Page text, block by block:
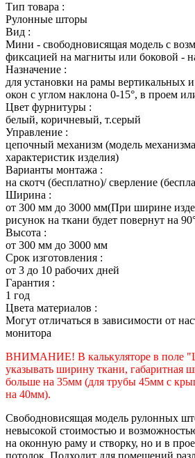
Тип товара :
Рулонные шторы
Вид :
Мини - свободновисящая модель с
фиксацией на магниты или боковой -
Назначение :
для установки на рамы вертикальных
окон с углом наклона 0-15°, в проем
Цвет фурнитуры :
белый, коричневый, т.серый
Управление :
цепочный механизм (модель
характеристик изделия)
Варианты монтажа :
на скотч (бесплатно)/ сверление
Ширина :
от 300 мм до 3000 мм(При ширине
рисунок на ткани будет повернут на
Высота :
от 300 мм до 3000 мм
Срок изготовления :
от 3 до 10 рабочих дней
Гарантия :
1 год
Цвета материалов :
Могут отличаться в зависимости от
монитора
ВНИМАНИЕ! В калькуляторе в поле
указывать ширину ткани, габаритная
больше на 35мм (для трубы 45мм с
на 40мм).
Свободновисящая модель рулонных
невысокой стоимостью и
на оконную раму и створку, но и в